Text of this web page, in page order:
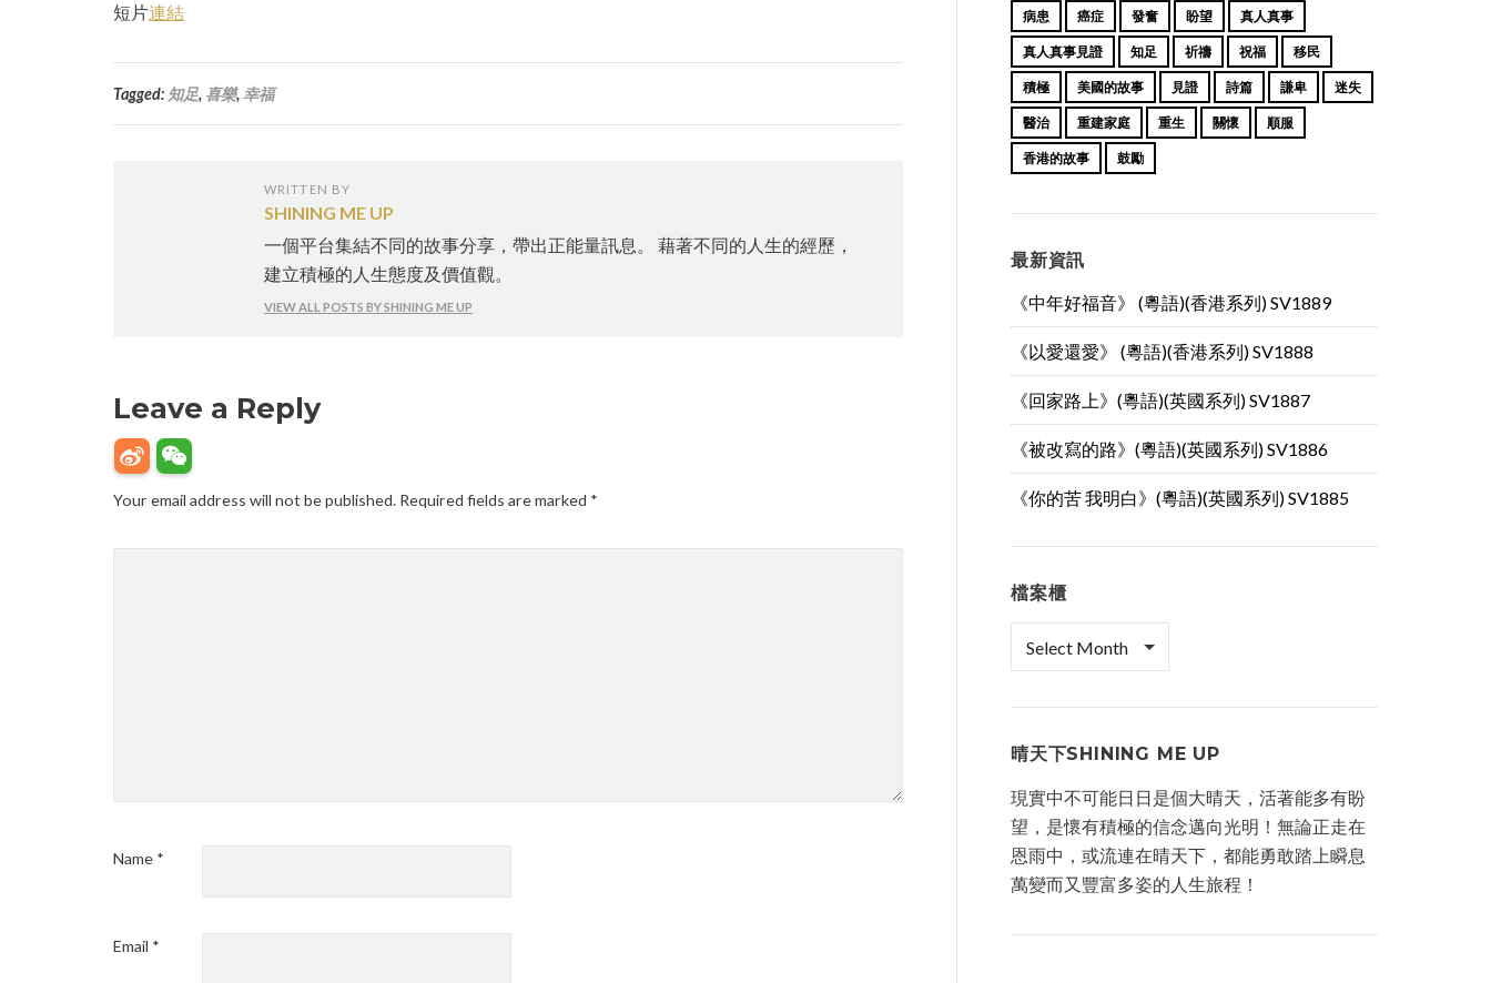
短片連結
Tagged: 知足, 喜樂,幸福
WRITTEN BY
SHINING ME UP
一個平台集結不同的故事分享，帶出正能量訊息。 藉著不同的人生的經歷，
建立積極的人生態度及價值觀。
VIEW ALL POSTS BY SHINING ME UP
Leave a Reply
Your email address will not be published. Required fields are marked *
Name *
Email *
病患 癌症 發奮 盼望 真人真事
真人真事見證 知足 祈禱 祝福 移民
積極 美國的故事 見證 詩篇 謙卑 迷失
醫治 重建家庭 重生 關懷 順服
香港的故事 鼓勵
最新資訊
《中年好福音》 (粵語)(香港系列) SV1889
《以愛還愛》 (粵語)(香港系列) SV1888
《回家路上》(粵語)(英國系列) SV1887
《被改寫的路》(粵語)(英國系列) SV1886
《你的苦 我明白》(粵語)(英國系列) SV1885
檔案櫃
晴天下SHINING ME UP
現實中不可能日日是個大晴天，活著能多有盼
望，是懷有積極的信念邁向光明！無論正走在
恩雨中，或流連在晴天下，都能勇敢踏上瞬息
萬變而又豐富多姿的人生旅程！